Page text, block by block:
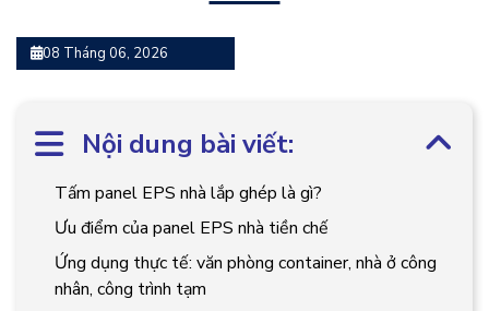
08 Tháng 06, 2026
Nội dung bài viết:
Tấm panel EPS nhà lắp ghép là gì?
Ưu điểm của panel EPS nhà tiền chế
Ứng dụng thực tế: văn phòng container, nhà ở công
nhân, công trình tạm